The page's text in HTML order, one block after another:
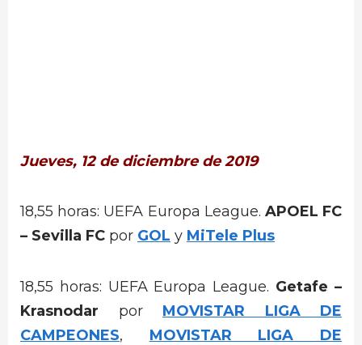
Jueves, 12 de diciembre de 2019
18,55 horas: UEFA Europa League. APOEL FC
– Sevilla FC por GOL y MiTele Plus
18,55 horas: UEFA Europa League. Getafe –
Krasnodar
por MOVISTAR LIGA DE
CAMPEONES, MOVISTAR LIGA DE